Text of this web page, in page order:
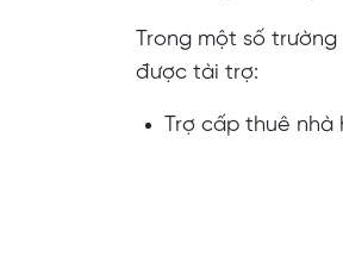
Trong một số
được tài trợ:
Trợ cấp thuê nhà
Trợ cấp hàng
Để giúp bạn cải